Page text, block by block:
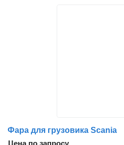
Фара для грузовика Scania
Цена по запросу